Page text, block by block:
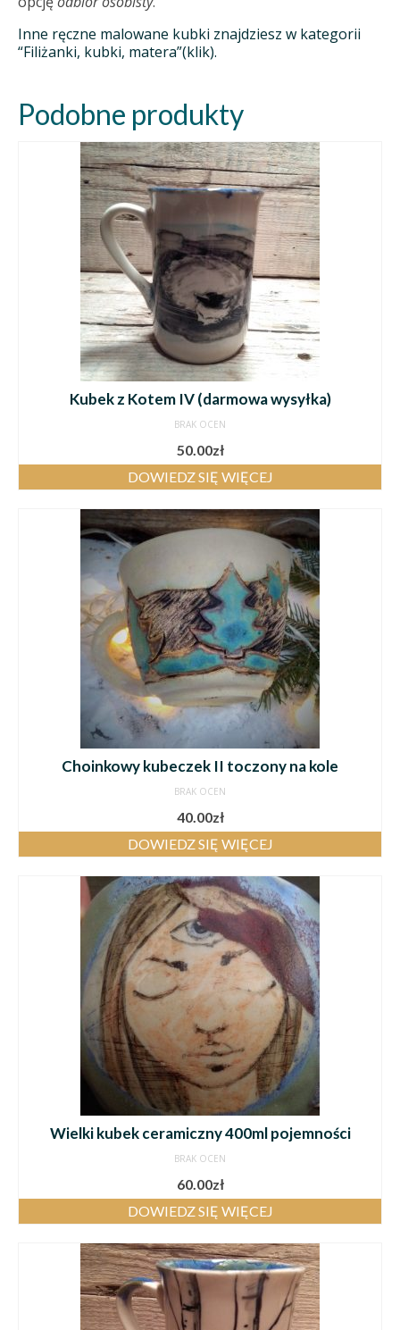
Inne ręczne malowane kubki znajdziesz w kategorii
“Filiżanki, kubki, matera”(klik).
Podobne produkty
Kubek z Kotem IV (darmowa wysyłka)
BRAK OCEN
50.00zł
DOWIEDZ SIĘ WIĘCEJ
Choinkowy kubeczek II toczony na kole
BRAK OCEN
40.00zł
DOWIEDZ SIĘ WIĘCEJ
Wielki kubek ceramiczny 400ml pojemności
BRAK OCEN
60.00zł
DOWIEDZ SIĘ WIĘCEJ